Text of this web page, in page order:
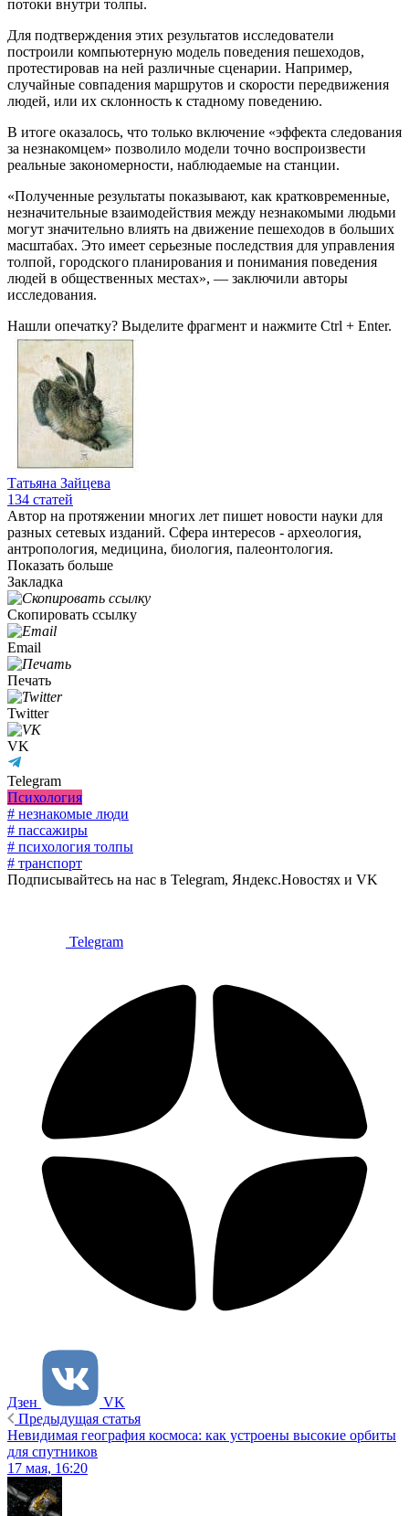
потоки внутри толпы.
Для подтверждения этих результатов исследователи
построили компьютерную модель поведения пешеходов,
протестировав на ней различные сценарии. Например,
случайные совпадения маршрутов и скорости передвижения
людей, или их склонность к стадному поведению.
В итоге оказалось, что только включение «эффекта следования
за незнакомцем» позволило модели точно воспроизвести
реальные закономерности, наблюдаемые на станции.
«Полученные результаты показывают, как кратковременные,
незначительные взаимодействия между незнакомыми людьми
могут значительно влиять на движение пешеходов в больших
масштабах. Это имеет серьезные последствия для управления
толпой, городского планирования и понимания поведения
людей в общественных местах», — заключили авторы
исследования.
Нашли опечатку? Выделите фрагмент и нажмите Ctrl + Enter.
Татьяна Зайцева
134 статей
Автор на протяжении многих лет пишет новости науки для
разных сетевых изданий. Сфера интересов - археология,
антропология, медицина, биология, палеонтология.
Показать больше
Закладка
Скопировать ссылку
Email
Печать
Twitter
VK
Telegram
Психология
# незнакомые люди
# пассажиры
# психология толпы
# транспорт
Подписывайтесь на нас в Telegram, Яндекс.Новостях и VK
Telegram
Дзен
VK
Предыдущая статья
Невидимая география космоса: как устроены высокие орбиты
для спутников
17 мая, 16:20